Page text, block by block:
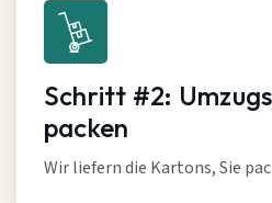
Schritt #2:
packen
Wir liefern die Kartons, Sie